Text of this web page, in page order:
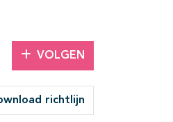
VOLGEN
richtlijn